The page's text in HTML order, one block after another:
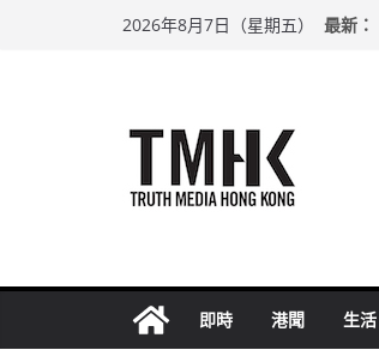
2026年8月7日（星期五） 最新：
即時 港聞 生活